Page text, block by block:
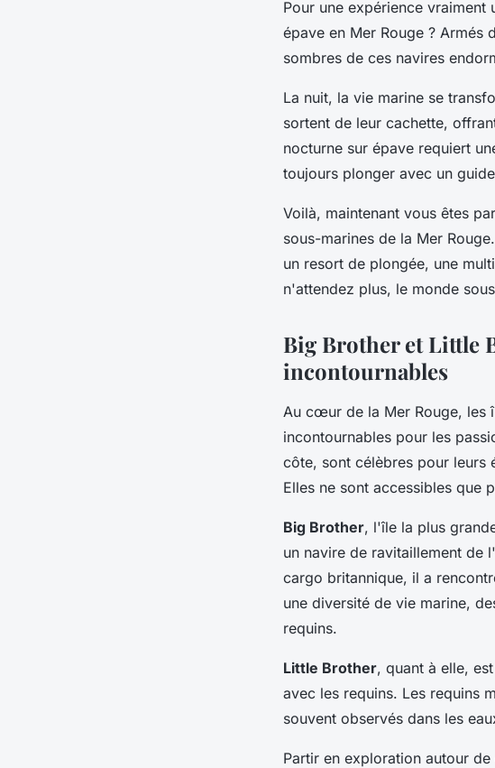
Pour une expérience
épave en Mer Rouge ?
sombres de ces navires
La nuit, la vie marine se
sortent de leur cachette,
nocturne sur épave requiert
toujours plonger avec un
Voilà, maintenant vous êtes
sous-marines de la Mer
un resort de plongée, une
n'attendez plus, le monde
Big Brother et Little
incontournables
Au cœur de la Mer Rouge, les
incontournables pour les
côte, sont célèbres pour leurs
Elles ne sont accessibles que
Big Brother, l'île la plus
un navire de ravitaillement de
cargo britannique, il a
une diversité de vie marine,
requins.
Little Brother, quant à elle,
avec les requins. Les requins
souvent observés dans les
Partir en exploration autour